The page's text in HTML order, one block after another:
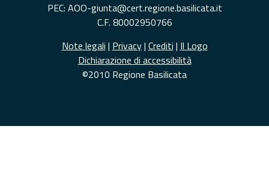
PEC: AOO-giunta@cert.regione.basilicata.it
C.F. 80002950766
Note legali | Privacy| Crediti | Il Logo
Dichiarazione di accessibilità
©2010 Regione Basilicata